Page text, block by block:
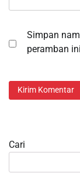
Simpan
peramban
Cari